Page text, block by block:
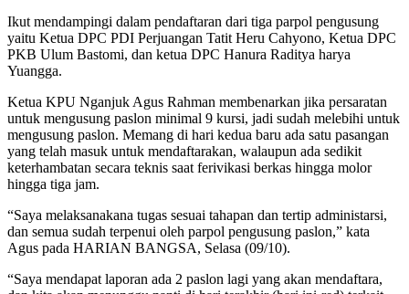
Ikut mendampingi dalam pendaftaran dari tiga parpol pengusung
yaitu Ketua DPC PDI Perjuangan Tatit Heru Cahyono, Ketua DPC
PKB Ulum Bastomi, dan ketua DPC Hanura Raditya harya
Yuangga.
Ketua KPU Nganjuk Agus Rahman membenarkan jika persaratan
untuk mengusung paslon minimal 9 kursi, jadi sudah melebihi untuk
mengusung paslon. Memang di hari kedua baru ada satu pasangan
yang telah masuk untuk mendaftarakan, walaupun ada sedikit
keterhambatan secara teknis saat ferivikasi berkas hingga molor
hingga tiga jam.
“Saya melaksanakana tugas sesuai tahapan dan tertip administarsi,
dan semua sudah terpenui oleh parpol pengusung paslon,” kata
Agus pada HARIAN BANGSA, Selasa (09/10).
“Saya mendapat laporan ada 2 paslon lagi yang akan mendaftara,